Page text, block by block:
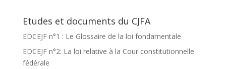
Etudes et documents du CJFA
EDCEJF n°1 : Le Glossaire de la loi fondamentale
EDCEJF n°2: La loi relative à la Cour constitutionnelle
fédérale